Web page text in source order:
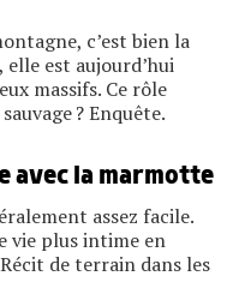
c’est bien la
est aujourd’hui
massifs. Ce rôle
? Enquête.
avec la marmotte
assez facile.
vie plus intime en
de terrain dans les